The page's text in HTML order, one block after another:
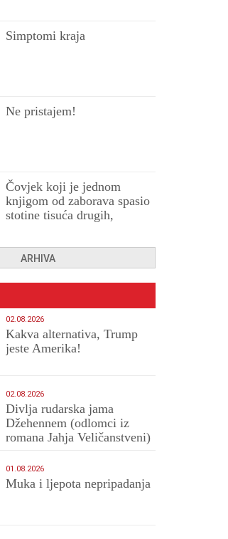
Simptomi kraja
Ne pristajem!
Čovjek koji je jednom
knjigom od zaborava spasio
stotine tisuća drugih,
ARHIVA
02.08.2026
Kakva alternativa, Trump
jeste Amerika!
02.08.2026
Divlja rudarska jama
Džehennem (odlomci iz
romana Jahja Veličanstveni)
01.08.2026
Muka i ljepota nepripadanja